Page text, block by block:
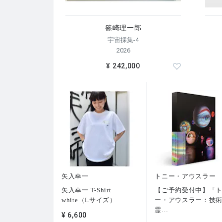
篠崎理一郎
宇宙採集-4
2026
¥ 242,000
矢入幸一
矢入幸一 T-Shirt
white（Lサイズ）
¥ 6,600
トニー・アウスラー
【ご予約受付中】「
ー・アウスラー：技
霊